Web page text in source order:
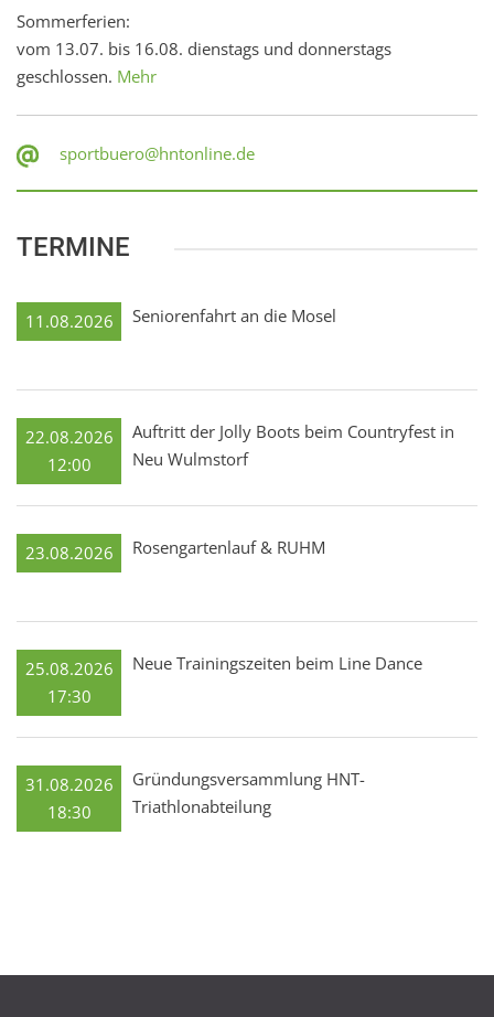
Sommerferien:
vom 13.07. bis 16.08. dienstags und donnerstags
geschlossen. Mehr
sportbuero@hntonline.de
TERMINE
11.08.2026 Seniorenfahrt an die Mosel
22.08.2026
12:00
Auftritt der Jolly Boots beim Countryfest in
Neu Wulmstorf
23.08.2026 Rosengartenlauf & RUHM
25.08.2026
17:30
Neue Trainingszeiten beim Line Dance
31.08.2026
18:30
Gründungsversammlung HNT-
Triathlonabteilung